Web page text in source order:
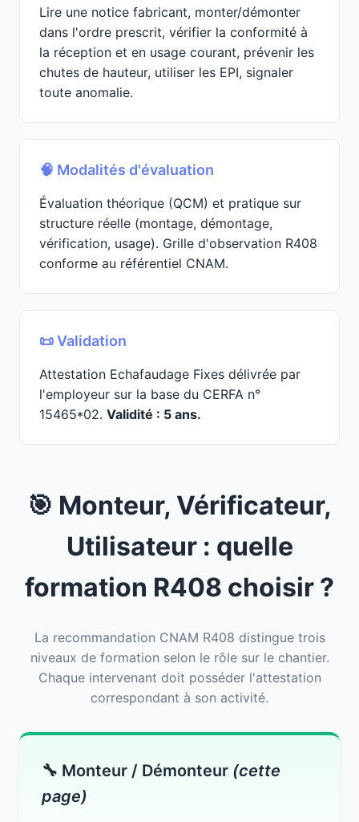
Lire une notice fabricant, monter/démonter
dans l'ordre prescrit, vérifier la conformité à
la réception et en usage courant, prévenir les
chutes de hauteur, utiliser les EPI, signaler
toute anomalie.
🧠 Modalités d'évaluation
Évaluation théorique (QCM) et pratique sur
structure réelle (montage, démontage,
vérification, usage). Grille d'observation R408
conforme au référentiel CNAM.
📜 Validation
Attestation Echafaudage Fixes délivrée par
l'employeur sur la base du CERFA n°
15465*02. Validité : 5 ans.
🎯 Monteur, Vérificateur,
Utilisateur : quelle
formation R408 choisir ?
La recommandation CNAM R408 distingue trois
niveaux de formation selon le rôle sur le chantier.
Chaque intervenant doit posséder l'attestation
correspondant à son activité.
🔧 Monteur / Démonteur (cette
page)